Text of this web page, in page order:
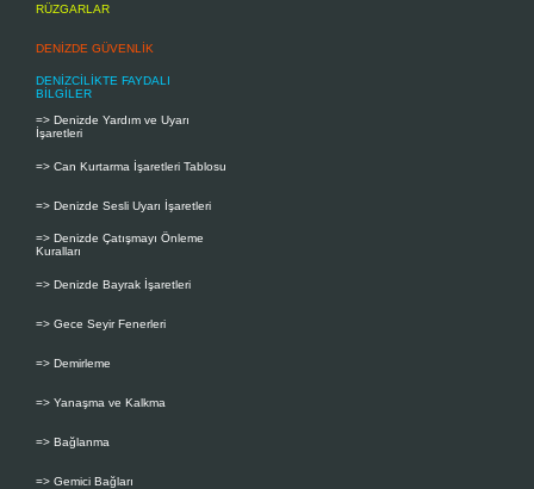
RÜZGARLAR
DENİZDE GÜVENLİK
DENİZCİLİKTE FAYDALI
BİLGİLER
=> Denizde Yardım ve Uyarı
İşaretleri
=> Can Kurtarma İşaretleri Tablosu
=> Denizde Sesli Uyarı İşaretleri
=> Denizde Çatışmayı Önleme
Kuralları
=> Denizde Bayrak İşaretleri
=> Gece Seyir Fenerleri
=> Demirleme
=> Yanaşma ve Kalkma
=> Bağlanma
=> Gemici Bağları